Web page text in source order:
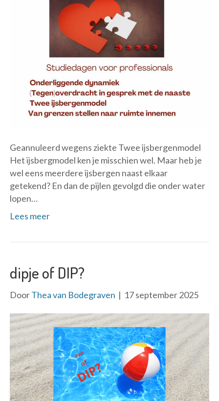
Geannuleerd wegens ziekte Twee ijsbergenmodel
Het ijsbergmodel ken je misschien wel. Maar heb je
wel eens meerdere ijsbergen naast elkaar
getekend? En dan de pijlen gevolgd die onder water
lopen…
Lees meer
dipje of DIP?
DoorThea van Bodegraven | 17 september 2025